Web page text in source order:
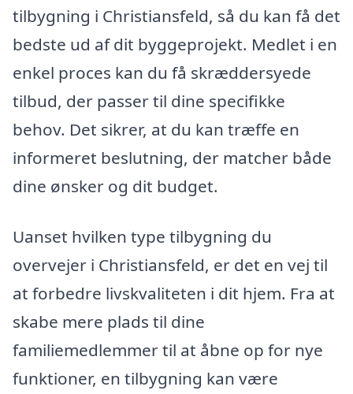
tilbygning i Christiansfeld, så du kan få det
bedste ud af dit byggeprojekt. Medlet i en
enkel proces kan du få skræddersyede
tilbud, der passer til dine specifikke
behov. Det sikrer, at du kan træffe en
informeret beslutning, der matcher både
dine ønsker og dit budget.
Uanset hvilken type tilbygning du
overvejer i Christiansfeld, er det en vej til
at forbedre livskvaliteten i dit hjem. Fra at
skabe mere plads til dine
familiemedlemmer til at åbne op for nye
funktioner, en tilbygning kan være